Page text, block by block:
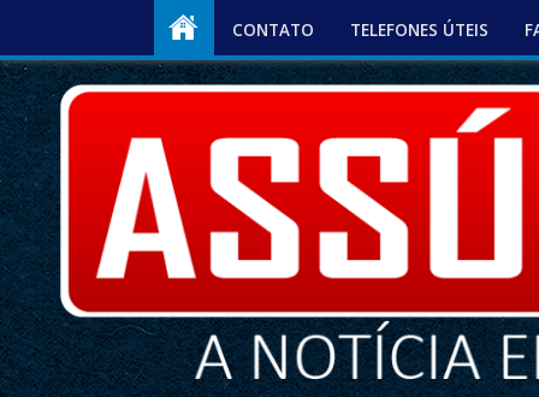
CONTATO TELEFONES ÚTEIS